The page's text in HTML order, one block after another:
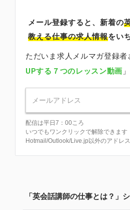
メール登録すると、新着の
教える仕事の求人情報をい
ただいま求人メルマガ登録者
UPする７つのレッスン動画
配信は平日7：00ころ
いつでもワンクリックで解除できます
Hotmail/Outlook/Live.jp以外のアドレ
「英会話講師の仕事とは？」